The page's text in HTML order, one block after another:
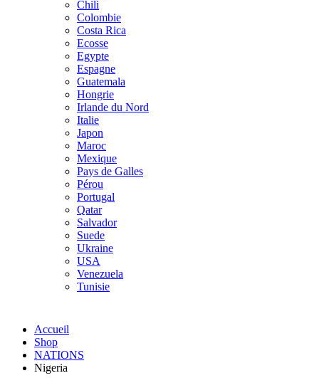
Chili
Colombie
Costa Rica
Ecosse
Egypte
Espagne
Guatemala
Hongrie
Irlande du Nord
Italie
Japon
Maroc
Mexique
Pays de Galles
Pérou
Portugal
Qatar
Salvador
Suede
Ukraine
USA
Venezuela
Tunisie
Accueil
Shop
NATIONS
Nigeria